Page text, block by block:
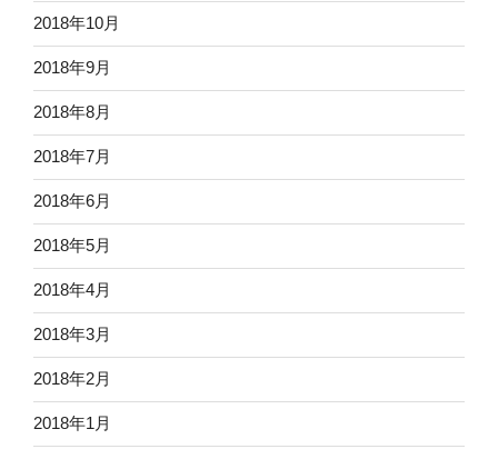
2018年10月
2018年9月
2018年8月
2018年7月
2018年6月
2018年5月
2018年4月
2018年3月
2018年2月
2018年1月